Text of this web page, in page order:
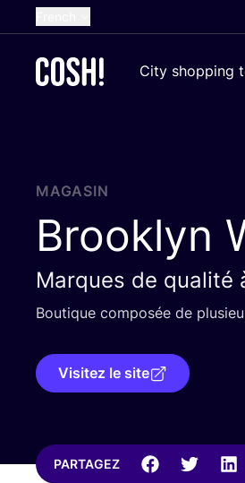
Dutch
Croatian
City shopping
MAGASIN
Brooklyn
Marques de qualité
Bou­tique com­po­sée de
Visitez le site
PARTAGEZ